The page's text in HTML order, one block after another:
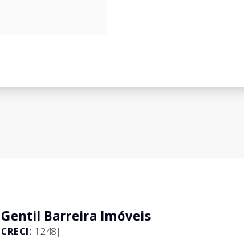
Gentil Barreira Imóveis
CRECI: 1248J